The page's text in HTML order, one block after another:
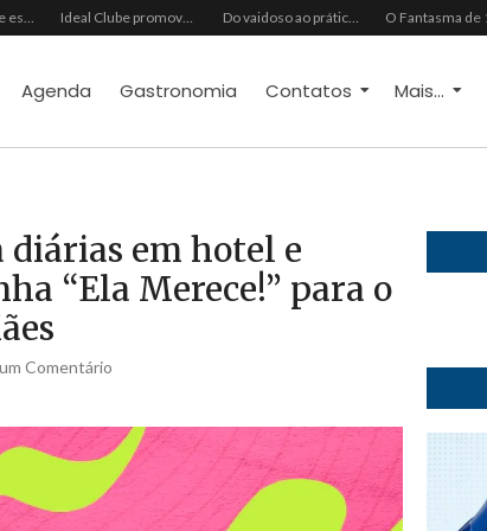
Grupo Chocolate estreia na Europa com primeira turnê internacional Ideal Clube promove programação especial para celebrar o Dia dos Pais com música, gastronomia e lazer para toda a família Do vaidoso ao prático: veja lista com ideias de presentes Avon para cada perfil de pai
Agenda Gastronomia Contatos Mais...
em hotel e
“Ela Merece!” para o
Comentário